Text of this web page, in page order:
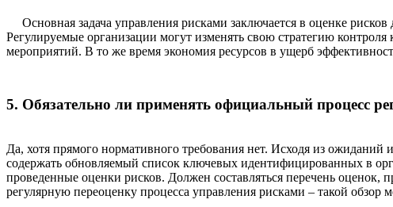
Основная задача управления рисками заключается в оценке
Регулируемые организации могут изменять свою стратегию
мероприятий. В то же время экономия ресурсов в ущерб
5. Обязательно ли применять официальный процесс
Да, хотя прямого нормативного требования нет. Исходя из
содержать обновляемый список ключевых идентифицированных в
проведенные оценки рисков. Должен составляться перечень оценок,
регулярную переоценку процесса управления рисками – такой обзор